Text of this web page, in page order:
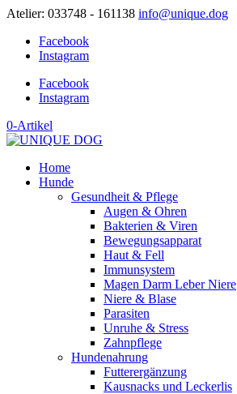
Atelier: 033748 - 161138 info@unique.dog
Facebook
Instagram
Facebook
Instagram
0-Artikel
Home
Hunde
Gesundheit & Pflege
Augen & Ohren
Bakterien & Viren
Bewegungsapparat
Haut & Fell
Immunsystem
Magen Darm Leber Niere
Niere & Blase
Parasiten
Unruhe & Stress
Zahnpflege
Hundenahrung
Futterergänzung
Kausnacks und Leckerlis